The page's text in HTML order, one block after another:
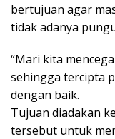
bertujuan agar
tidak adanya
“Mari kita
sehingga tercipta
dengan baik.
Tujuan diadakan
tersebut untuk